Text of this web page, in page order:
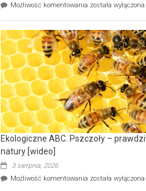
Możliwość komentowania Ekologiczne
Wręczyca
Wielka
z
dofinansowaniem
ponad
15,6
mln
na
modernizację
oczyszczalni
ścieków
[wideo]
została wyłączona
Ekologiczne ABC. Pszczoły –
natury [wideo]
3 sierpnia, 2026
Możliwość komentowania Ekologiczne
została wyłączona